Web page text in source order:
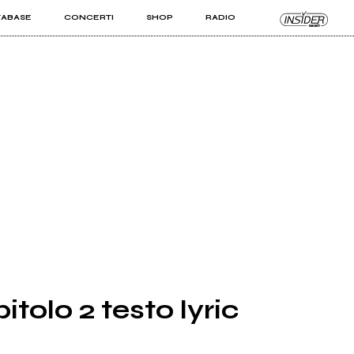
CONCERTI SHOP RADIO
PRO
2 testo lyric